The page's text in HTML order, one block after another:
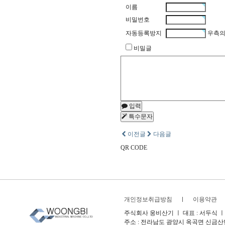
이름
비밀번호
자동등록방지
우측
비밀글
입력
특수문자
이전글
다음글
QR CODE
개인정보취급방침
이용약관
주식회사 웅비산기 ㅣ 대표 : 서두식
주소 : 전라남도 광양시 옥곡면 신금산